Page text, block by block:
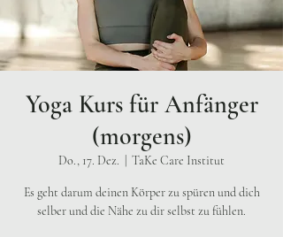
Yoga Kurs für Anfänger
(morgens)
Do., 17. Dez. TaKe Care Institut
Es geht darum deinen Körper zu spüren und dich
selber und die Nähe zu dir selbst zu fühlen.